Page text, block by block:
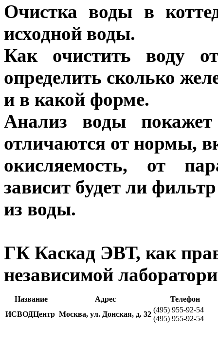
Очистка воды в
исходной воды.
Как очистить воду
определить сколько
и в какой форме.
Анализ воды
отличаются от нормы,
окисляемость, от
зависит будет ли
из воды.
ГК Каскад ЭВТ, как
независимой
Название Адрес
Телефон
ИСВОДЦентр Москва, ул. Донская, д. 32
(495) 955-92-54
(495) 955-92-54